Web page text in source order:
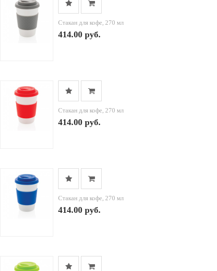
Стакан для кофе, 270 мл
414.00 руб.
Стакан для кофе, 270 мл
414.00 руб.
Стакан для кофе, 270 мл
414.00 руб.